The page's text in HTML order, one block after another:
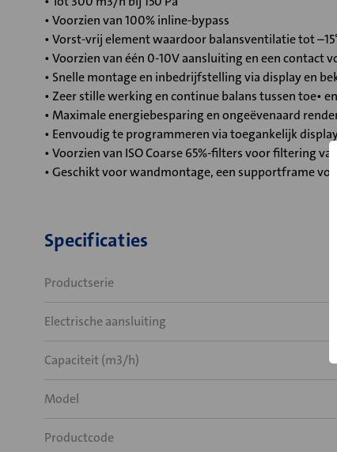
• Voorzien van 100% inline-bypass
• Vorst-vrij element waardoor balansventilatie tot
• Voorzien van één 0-10V aansluiting en een contact
• Snelle montage en inbedrijfstelling via display en
• Zeer stille werking en continue balans tussen toe•
• Maximale energiebesparing en ongeëvenaard
• Eenvoudig te programmeren via toegankelijk
• Voorzien van ISO Coarse 65%-filters voor filtering
• Geschikt voor wandmontage, een supportframe
Specificaties
Productserie
Electrische aansluiting
Capaciteit (m3/h)
Model
Productcode